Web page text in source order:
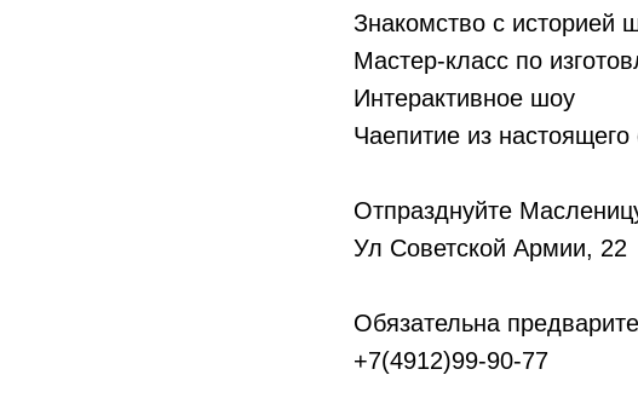
Знакомство с историей
Мастер-класс по
Интерактивное шоу
Чаепитие из
Отпразднуйте
Ул Советской Армии, 22
Обязательна
+7(4912)99-90-77